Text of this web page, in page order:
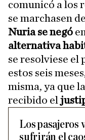
comunicó a los
se marchasen
Nuria se negó
alternativa
se resolviese el
estos seis
misma, ya que
recibido el
Los pasajeros
sufrirán el